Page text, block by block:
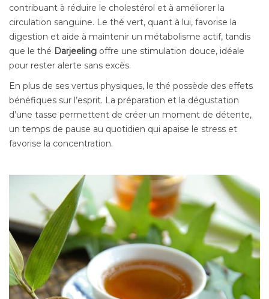
contribuant à réduire le cholestérol et à améliorer la
circulation sanguine. Le thé vert, quant à lui, favorise la
digestion et aide à maintenir un métabolisme actif, tandis
que le thé Darjeeling offre une stimulation douce, idéale
pour rester alerte sans excès.
En plus de ses vertus physiques, le thé possède des effets
bénéfiques sur l’esprit. La préparation et la dégustation
d’une tasse permettent de créer un moment de détente,
un temps de pause au quotidien qui apaise le stress et
favorise la concentration.